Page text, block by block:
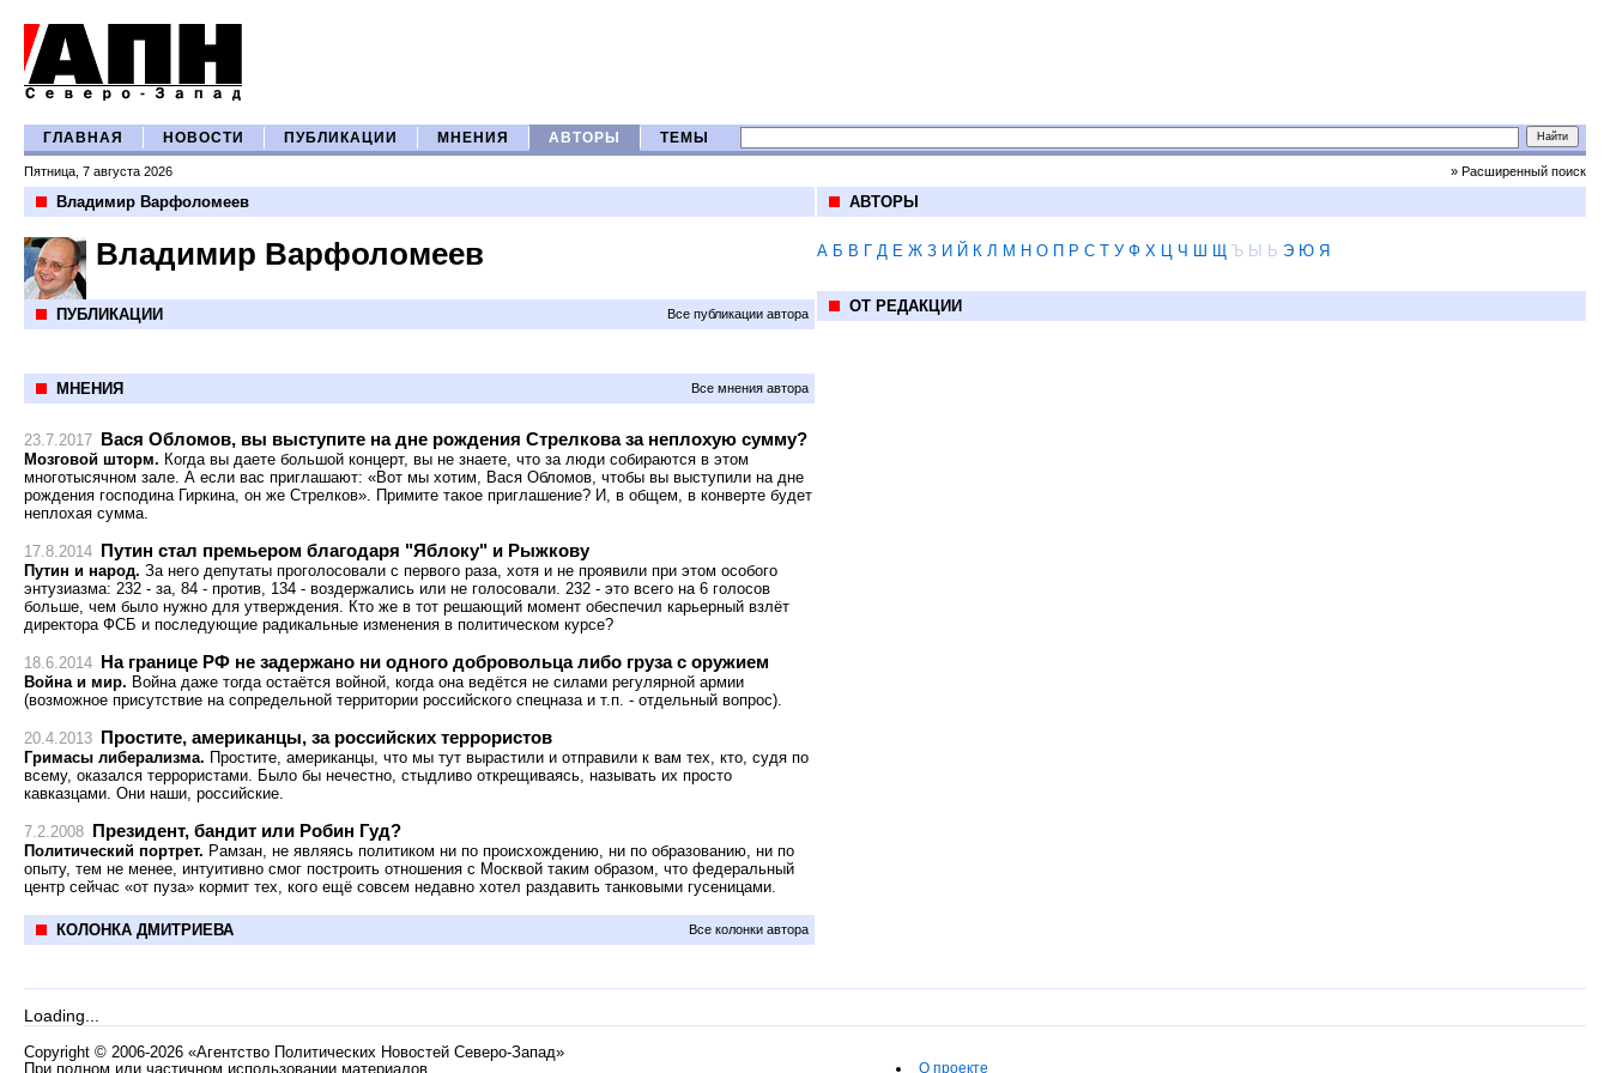
ГЛАВНАЯ НОВОСТИ ПУБЛИКАЦИИ МНЕНИЯ АВТОРЫ ТЕМЫ
Пятница, 7 августа 2026 » Расширенный поиск
Владимир Варфоломеев
Владимир Варфоломеев
ПУБЛИКАЦИИ Все публикации автора
МНЕНИЯ Все мнения автора
23.7.2017 Вася Обломов, вы выступите на дне рождения Стрелкова за неплохую сумму?
Мозговой шторм. Когда вы даете большой концерт, вы не знаете, что за люди собираются в этом
многотысячном зале. А если вас приглашают: «Вот мы хотим, Вася Обломов, чтобы вы выступили на дне
рождения господина Гиркина, он же Стрелков». Примите такое приглашение? И, в общем, в конверте будет
неплохая сумма.
17.8.2014 Путин стал премьером благодаря "Яблоку" и Рыжкову
Путин и народ. За него депутаты проголосовали с первого раза, хотя и не проявили при этом особого
энтузиазма: 232 - за, 84 - против, 134 - воздержались или не голосовали. 232 - это всего на 6 голосов
больше, чем было нужно для утверждения. Кто же в тот решающий момент обеспечил карьерный взлёт
директора ФСБ и последующие радикальные изменения в политическом курсе?
18.6.2014 На границе РФ не задержано ни одного добровольца либо груза с оружием
Война и мир. Война даже тогда остаётся войной, когда она ведётся не силами регулярной армии
(возможное присутствие на сопредельной территории российского спецназа и т.п. - отдельный вопрос).
20.4.2013 Простите, американцы, за российских террористов
Гримасы либерализма. Простите, американцы, что мы тут вырастили и отправили к вам тех, кто, судя по
всему, оказался террористами. Было бы нечестно, стыдливо открещиваясь, называть их просто
кавказцами. Они наши, российские.
7.2.2008 Президент, бандит или Робин Гуд?
Политический портрет. Рамзан, не являясь политиком ни по происхождению, ни по образованию, ни по
опыту, тем не менее, интуитивно смог построить отношения с Москвой таким образом, что федеральный
центр сейчас «от пуза» кормит тех, кого ещё совсем недавно хотел раздавить танковыми гусеницами.
КОЛОНКА ДМИТРИЕВА Все колонки автора
АВТОРЫ
А Б В Г Д Е Ж З И Й К Л М Н О П Р С Т У Ф Х Ц Ч Ш Щ Ъ Ы Ь Э Ю Я
ОТ РЕДАКЦИИ
Loading...
Copyright © 2006-2026 «Агентство Политических Новостей Северо-Запад»
При полном или частичном использовании материалов,
О проекте